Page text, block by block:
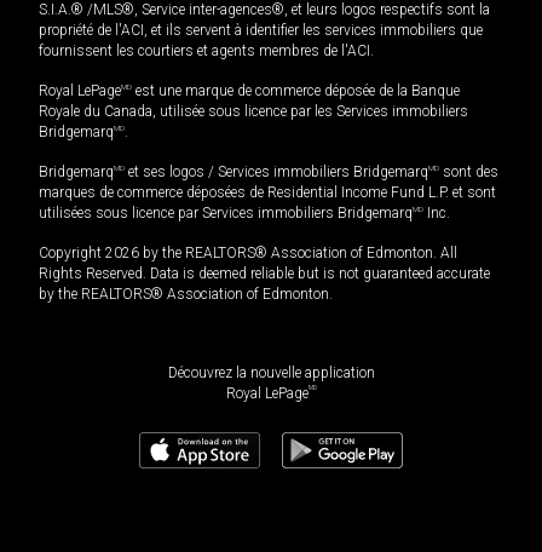
S.I.A.® /MLS®, Service inter-agences®, et leurs logos respectifs sont la
propriété de l'ACI, et ils servent à identifier les services immobiliers que
fournissent les courtiers et agents membres de l'ACI.
Royal LePageMD est une marque de commerce déposée de la Banque
Royale du Canada, utilisée sous licence par les Services immobiliers
BridgemarqMD.
BridgemarqMD et ses logos / Services immobiliers BridgemarqMD sont des
marques de commerce déposées de Residential Income Fund L.P. et sont
utilisées sous licence par Services immobiliers BridgemarqMD Inc.
Copyright 2026 by the REALTORS® Association of Edmonton. All
Rights Reserved. Data is deemed reliable but is not guaranteed accurate
by the REALTORS® Association of Edmonton.
Découvrez la nouvelle application
Royal LePageMD